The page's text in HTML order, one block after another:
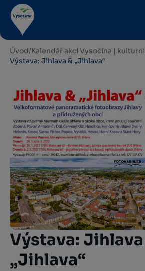
Úvod/Kalendář akcí Vysočina |
Výstava: Jihlava & „Jihlava“
Výstava:
„Jihlava“